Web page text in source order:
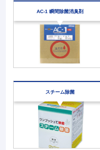
AC-1 瞬間除菌消臭剤
スチーム除菌